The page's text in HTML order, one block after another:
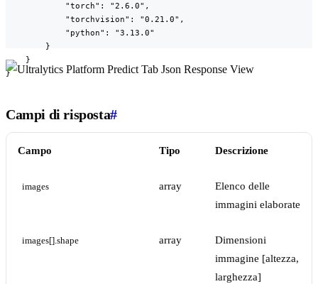
            "torch": "2.6.0",
            "torchvision": "0.21.0",
            "python": "3.13.0"
        }
    }
}
Campi di risposta#
Campo Tipo Descrizione
images array
Elenco delle
immagini elaborate
images[].shape array
Dimensioni
immagine [altezza,
larghezza]